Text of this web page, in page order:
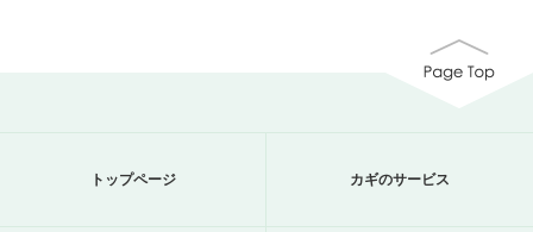
トップページ カギのサービス